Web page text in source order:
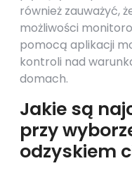
również zauważyć,
możliwości
pomocą aplikacji
kontroli nad
domach.
Jakie są
przy
odzyskiem